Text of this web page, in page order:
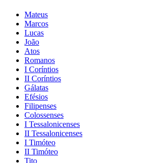
Mateus
Marcos
Lucas
João
Atos
Romanos
I Coríntios
II Coríntios
Gálatas
Efésios
Filipenses
Colossenses
I Tessalonicenses
II Tessalonicenses
I Timóteo
II Timóteo
Tito